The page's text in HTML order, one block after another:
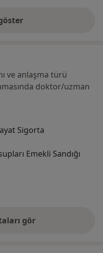
hakkında
ve anlaşma türü
doktor/uzman
Sigorta
Emekli Sandığı
gör